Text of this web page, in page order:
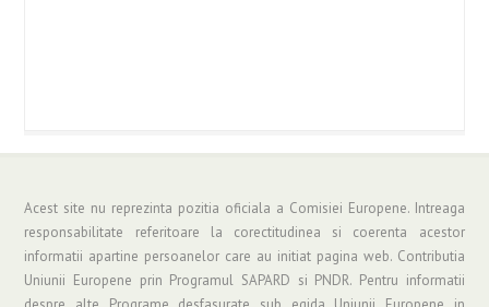
Acest site nu reprezinta pozitia oficiala a Comisiei Europene. Intreaga
responsabilitate referitoare la corectitudinea si coerenta acestor
informatii apartine persoanelor care au initiat pagina web. Contributia
Uniunii Europene prin Programul SAPARD si PNDR. Pentru informatii